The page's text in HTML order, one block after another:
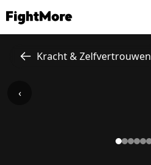
FightMore
Kracht & Zelfvertrouwen
‹